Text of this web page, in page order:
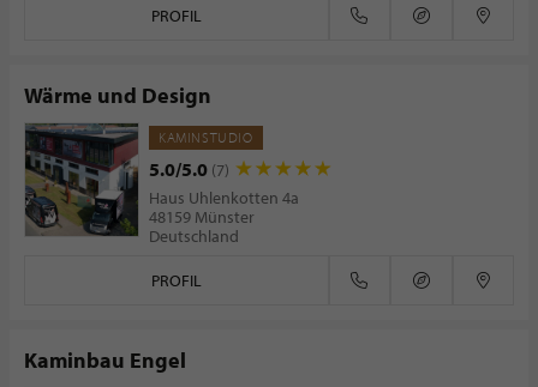
PROFIL
Wärme und Design
KAMINSTUDIO
5.0/5.0 (7)
Haus Uhlenkotten 4a
48159 Münster
Deutschland
PROFIL
Kaminbau Engel